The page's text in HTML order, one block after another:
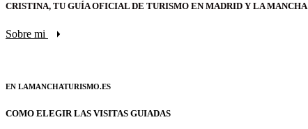
CRISTINA, TU GUÍA OFICIAL DE TURISMO EN MADRID Y LA MANCHA
Sobre mi
EN LAMANCHATURISMO.ES
COMO ELEGIR LAS VISITAS GUIADAS